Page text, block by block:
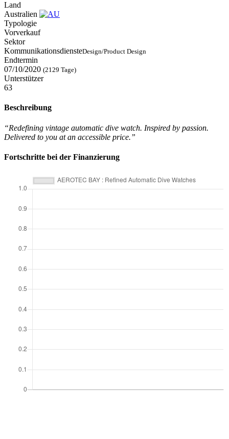
Land
Australien
Typologie
Vorverkauf
Sektor
KommunikationsdiensteDesign/Product Design
Endtermin
07/10/2020 (2129 Tage)
Unterstützer
63
Beschreibung
“Redefining vintage automatic dive watch. Inspired by passion.
Delivered to you at an accessible price.”
Fortschritte bei der Finanzierung